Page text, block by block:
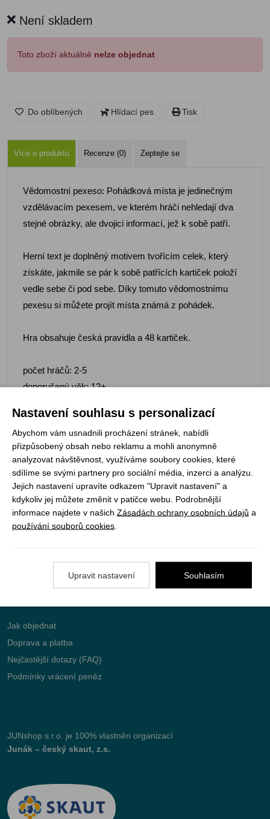
Není skladem
Toto zboží aktuálně nelze objednat
Do oblíbených Hlídací pes Tisk
Více o produktu Recenze (0) Zeptejte se
Vědomostní pexeso: Pohádková místa je jedinečným
vzdělávacím pexesem, ve kterém hráči nehledají dva
stejné obrázky, ale dvojici informací, jež k sobě patří.
Herní text je doplněný motivem tvořícím celek, který
získáte, jakmile se pár k sobě patřících kartiček položí
vedle sebe či pod sebe. Díky tomuto vědomostnímu
pexesu si můžete projít místa známá z pohádek.
Hra obsahuje česká pravidla a 48 kartiček.
počet hráčů: 2-5
doporučený věk: 12+
kompletně česky
Registrujte se k odběru newsletteru a už Vám
nic neunikne
Vše o nákupu
Jak objednat
Doprava a platba
Nejčastější dotazy (FAQ)
Podmínky vrácení peněz
JUNshop s.r.o.
je 100% vlastněn organizací
Junák – český skaut, z.s.
Nastavení souhlasu s personalizací
Abychom vám usnadnili procházení stránek, nabídli
přizpůsobený obsah nebo reklamu a mohli anonymně
analyzovat návštěvnost, využíváme soubory cookies, které
sdílíme se svými partnery pro sociální média, inzerci a analýzu.
Jejich nastavení upravíte odkazem "Upravit nastavení" a
kdykoliv jej můžete změnit v patičce webu. Podrobnější
informace najdete v našich Zásadách ochrany osobních údajů a
používání souborů cookies
Upravit nastavení Souhlasím